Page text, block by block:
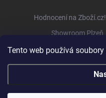
Tento web používá
Hodnocení na Zboží.cz!
Showroom Plzeň
Copyright 2026Hifihejhal.cz.